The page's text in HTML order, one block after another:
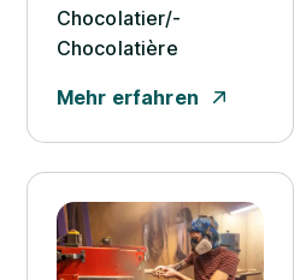
Chocolatier/­
Chocolatière
Mehr erfahren